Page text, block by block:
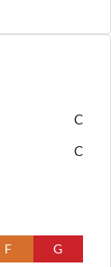
C
C
F G